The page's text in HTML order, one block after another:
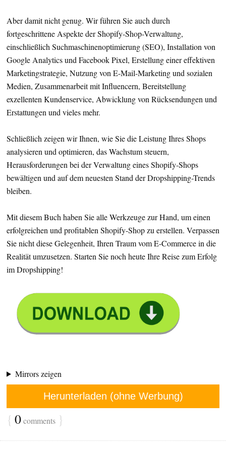
Aber damit nicht genug. Wir führen Sie auch durch
fortgeschrittene Aspekte der Shopify-Shop-Verwaltung,
einschließlich Suchmaschinenoptimierung (SEO), Installation von
Google Analytics und Facebook Pixel, Erstellung einer effektiven
Marketingstrategie, Nutzung von E-Mail-Marketing und sozialen
Medien, Zusammenarbeit mit Influencern, Bereitstellung
exzellenten Kundenservice, Abwicklung von Rücksendungen und
Erstattungen und vieles mehr.
Schließlich zeigen wir Ihnen, wie Sie die Leistung Ihres Shops
analysieren und optimieren, das Wachstum steuern,
Herausforderungen bei der Verwaltung eines Shopify-Shops
bewältigen und auf dem neuesten Stand der Dropshipping-Trends
bleiben.
Mit diesem Buch haben Sie alle Werkzeuge zur Hand, um einen
erfolgreichen und profitablen Shopify-Shop zu erstellen. Verpassen
Sie nicht diese Gelegenheit, Ihren Traum vom E-Commerce in die
Realität umzusetzen. Starten Sie noch heute Ihre Reise zum Erfolg
im Dropshipping!
Mirrors zeigen
Herunterladen (ohne Werbung)
{ 0comments }